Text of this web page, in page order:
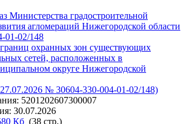
Министерства градостроительной
агломераций Нижегородской области
01-02/148
охранных зон существующих
сетей, расположенных в
округе Нижегородской
№ 30604-330-004-01-02/148)
5201202607300007
30.07.2026
Кб (38 стр.)